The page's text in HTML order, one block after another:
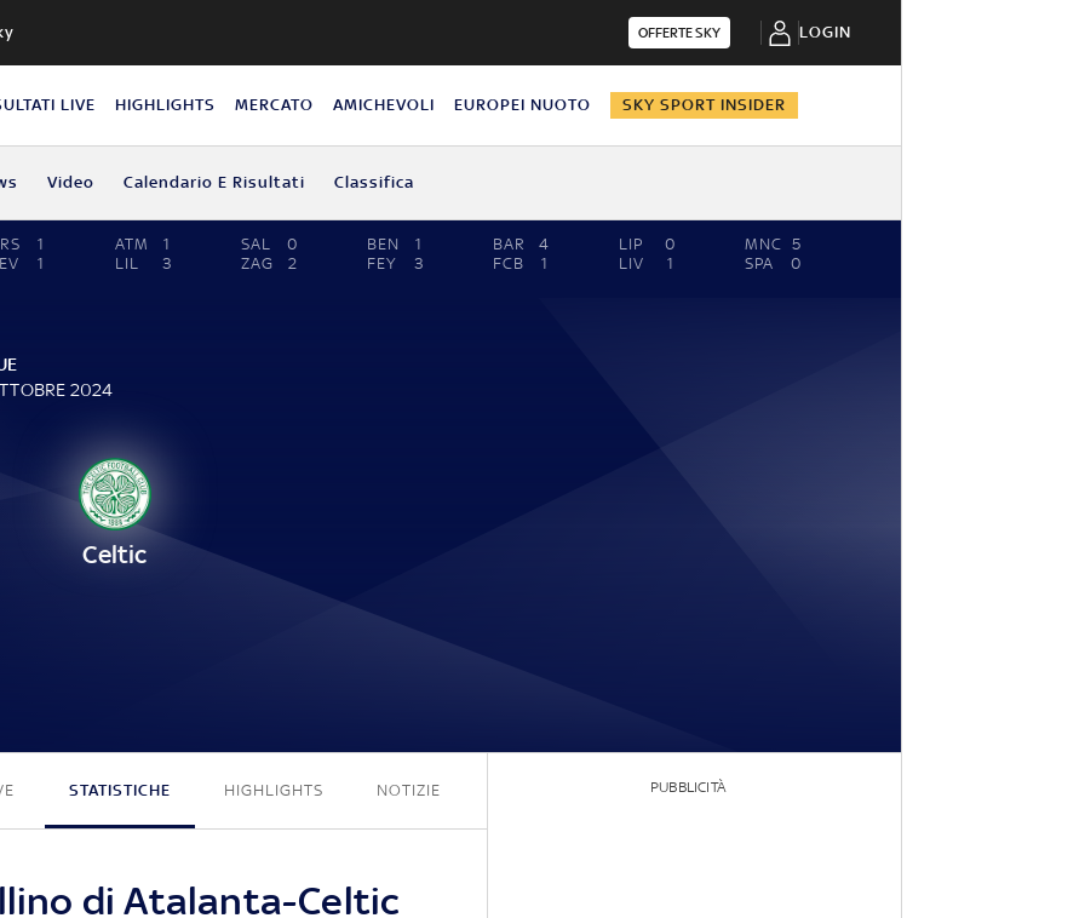
OFFERTE SKY LOGIN
LIVE HIGHLIGHTS MERCATO AMICHEVOLI EUROPEI NUOTO SKY SPORT INSIDER
Video Calendario E Risultati Classifica
1
1
ATM
1
LIL
3
SAL
0
ZAG
2
BEN
1
FEY
3
BAR
4
FCB
1
LIP
0
LIV
1
MNC 5
SPA
0
2024
Celtic
STATISTICHE HIGHLIGHTS NOTIZIE
di Atalanta-Celtic
PUBBLICITÀ